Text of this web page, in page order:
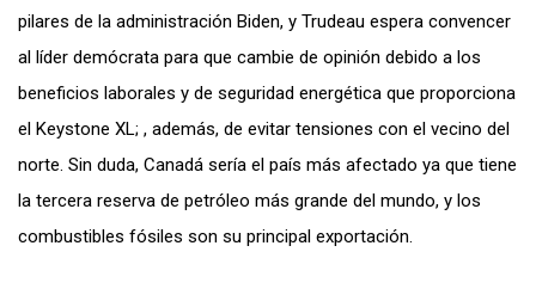
pilares de la administración Biden, y Trudeau espera convencer
al líder demócrata para que cambie de opinión debido a los
beneficios laborales y de seguridad energética que proporciona
el Keystone XL; , además, de evitar tensiones con el vecino del
norte. Sin duda, Canadá sería el país más afectado ya que tiene
la tercera reserva de petróleo más grande del mundo, y los
combustibles fósiles son su principal exportación.